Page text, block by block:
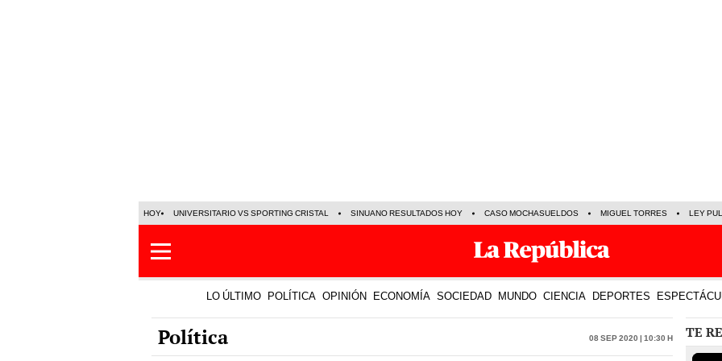
HOY UNIVERSITARIO VS SPORTING CRISTAL SINUANO RESULTADOS HOY CASO MOCHASUELDOS MIGUEL TORRES LEY
LO ÚLTIMO POLÍTICA OPINIÓN ECONOMÍA SOCIEDAD MUNDO CIENCIA DEPORTES
Política 08 Sep 2020 | 10:30 h TE